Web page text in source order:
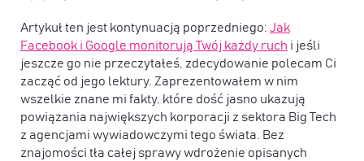
Artykuł ten jest kontynuacją poprzedniego: Jak
Facebook i Google monitorują Twój każdy ruch i jeśli
jeszcze go nie przeczytałeś, zdecydowanie polecam Ci
zacząć od jego lektury. Zaprezentowałem w nim
wszelkie znane mi fakty, które dość jasno ukazują
powiązania największych korporacji z sektora Big Tech
z agencjami wywiadowczymi tego świata. Bez
znajomości tła całej sprawy wdrożenie opisanych